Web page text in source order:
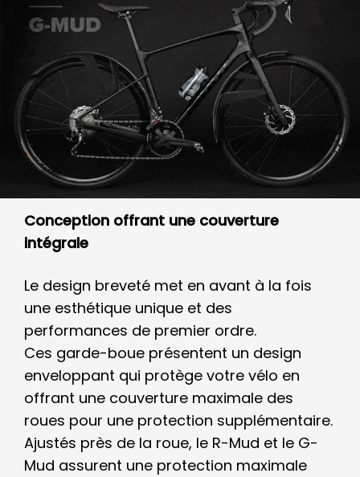
Conception offrant une couverture
intégrale
Le design breveté met en avant à la fois
une esthétique unique et des
performances de premier ordre.
Ces garde-boue présentent un design
enveloppant qui protège votre vélo en
offrant une couverture maximale des
roues pour une protection supplémentaire.
Ajustés près de la roue, le R-Mud et le G-
Mud assurent une protection maximale